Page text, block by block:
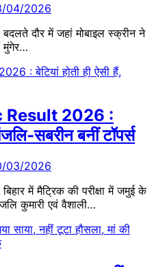
04/2026
दौर में जहां मोबाइल स्क्रीन ने
मुंगेर…
Result 2026 :
सबरीन बनीं टॉपर्स
03/2026
में मैट्रिक की परीक्षा में जमुई के
कुमारी एवं वैशाली…